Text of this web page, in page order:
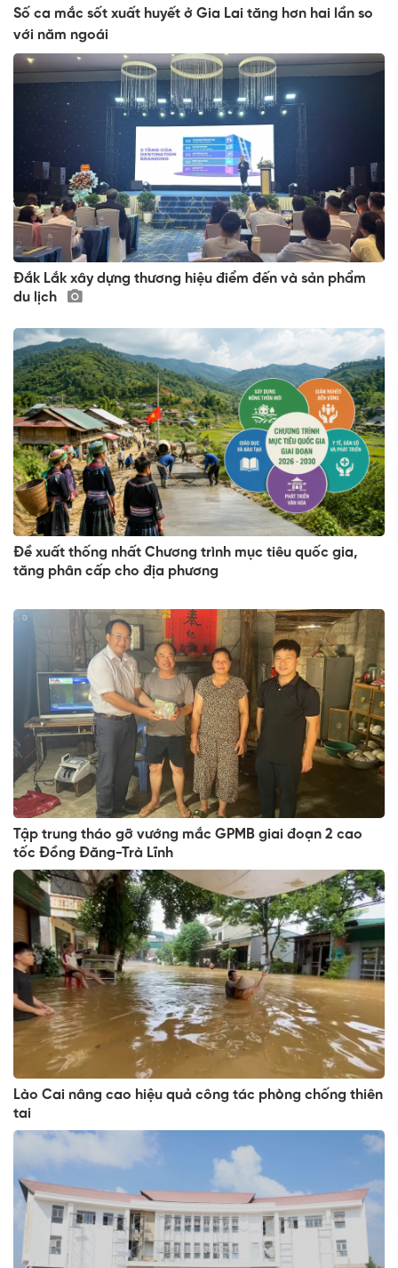
Số ca mắc sốt xuất huyết ở Gia Lai tăng hơn hai lần so
với năm ngoái
Đắk Lắk xây dựng thương hiệu điểm đến và sản phẩm
du lịch
Đề xuất thống nhất Chương trình mục tiêu quốc gia,
tăng phân cấp cho địa phương
Tập trung tháo gỡ vướng mắc GPMB giai đoạn 2 cao
tốc Đồng Đăng-Trà Lĩnh
Lào Cai nâng cao hiệu quả công tác phòng chống thiên
tai